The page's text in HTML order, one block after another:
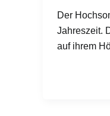
Der
Jahreszeit.
auf ihrem